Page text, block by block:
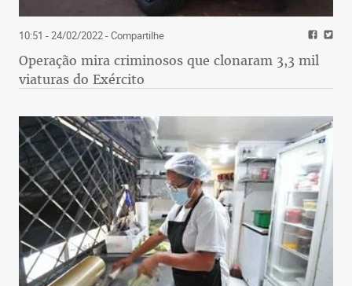
10:51 - 24/02/2022- Compartilhe
Operação mira criminosos que clonaram 3,3 mil
viaturas do Exército